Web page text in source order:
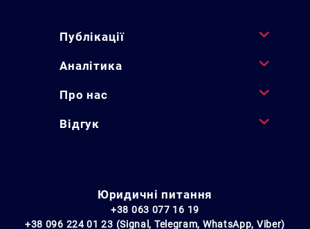
Публікації
Аналітика
Про нас
Відгук
Юридичні питання
+38 063 077 16 19
+38 096 224 01 23 (Signal, Telegram, WhatsApp, Viber)